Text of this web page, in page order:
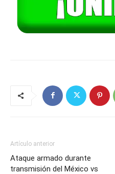
Artículo anterior
Ataque armado durante
transmisión del México vs